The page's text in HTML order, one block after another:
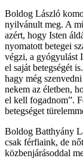
Boldog László
nyilvánult meg. A
azért, hogy Isten
nyomatott betegei
végzi, a gyógyulást
el saját betegségét
hagy még
nekem az életben,
el kell fogadnom”.
betegséget
Boldog Batthyány
csak férfiaink, de
közbenjárásoddal